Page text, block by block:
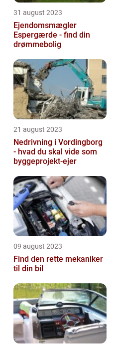
31 august 2023
Ejendomsmægler
Espergærde - find din
drømmebolig
21 august 2023
Nedrivning i Vordingborg
- hvad du skal vide som
byggeprojekt-ejer
09 august 2023
Find den rette mekaniker
til din bil